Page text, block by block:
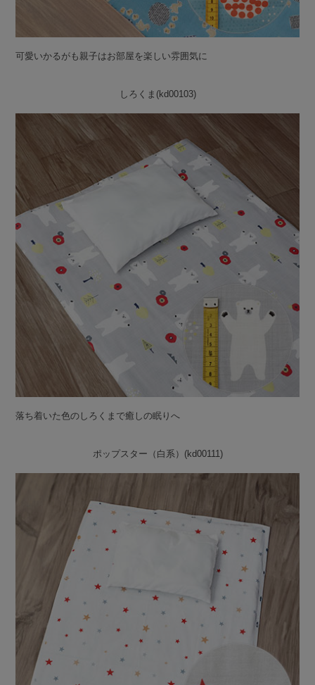
可愛いかるがも親子はお部屋を楽しい雰囲気に
しろくま(kd00103)
落ち着いた色のしろくまで癒しの眠りへ
ポップスター（白系）(kd00111)